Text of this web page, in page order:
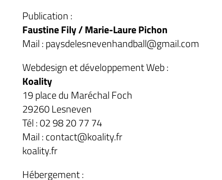
Publication :
Faustine Fily / Marie-Laure Pichon
Mail : paysdelesnevenhandball@gmail.com
Webdesign et développement Web :
Koality
19 place du Maréchal Foch
29260 Lesneven
Tél : 02 98 20 77 74
Mail : contact@koality.fr
koality.fr
Hébergement :